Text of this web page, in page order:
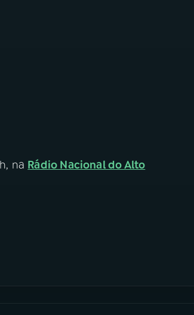
na Rádio Nacional do Alto